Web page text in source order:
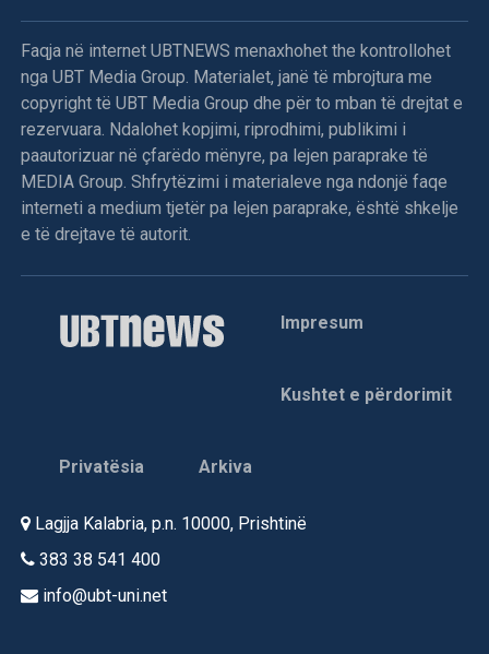
histori të mëdha dhe zemra të mëdha. Prandaj besoj se
është e mundur. Këta filma, jo vetëm ‘Dua’ dhe ‘Hive’, por
edhe shumë filma të tjerë, po frymëzojnë njerëzit dhe
kineastët që jetojnë këtu”.
“Dua” e nisi furishëm rrugëtimin me premierë botërore në
edicionin e 79-të të Festivalit të Filmit në Cannes, në majin
e sivjetmë. Historia e sinqertë, e përshkruar me sytë dhe
“SACD”. Është çmimi për skenar që ndahet nga seksioni
paralel i Festivalit të Cannes, “Semaine de la Critique”
Faqja në internet UBTNEWS menaxhohet the kontrollohet
nga UBT Media Group. Materialet, janë të mbrojtura me
copyright të UBT Media Group dhe për to mban të drejtat e
rezervuara. Ndalohet kopjimi, riprodhimi, publikimi i
paautorizuar në çfarëdo mënyre, pa lejen paraprake të
MEDIA Group. Shfrytëzimi i materialeve nga ndonjë faqe
interneti a medium tjetër pa lejen paraprake, është shkelje
e të drejtave të autorit.
Impresum
Kushtet e përdorimit
Privatësia Arkiva
Lagjja Kalabria, p.n. 10000, Prishtinë
383 38 541 400
info@ubt-uni.net